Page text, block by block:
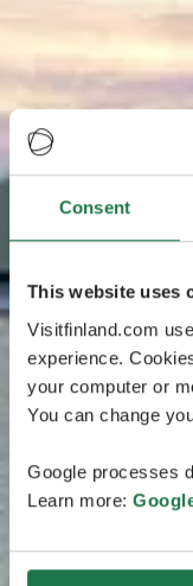
Consent
This website uses
Visitfinland.com
experience.
your computer or
You can change
Google processes
Learn more: